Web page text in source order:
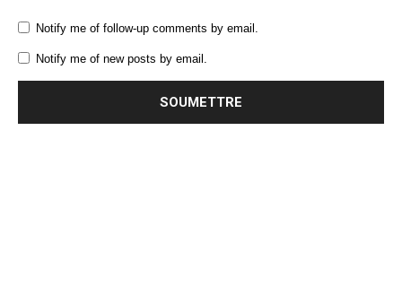
Notify me of follow-up comments by email.
Notify me of new posts by email.